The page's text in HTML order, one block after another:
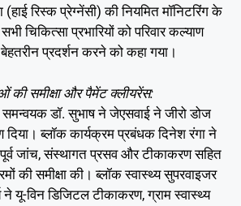
(हाई रिस्क प्रेग्नेंसी) की नियमित मॉनिटरिंग के
चिकित्सा प्रभारियों को परिवार कल्याण
प्रदर्शन करने को कहा गया।
की समीक्षा और पैमेंट क्लीयरेंस:
डॉ. सुभाष ने जेएसवाई ने जीरो डोज
दिया। ब्लॉक कार्यक्रम प्रबंधक दिनेश रंगा ने
पूर्व जांच, संस्थागत प्रसव और टीकाकरण सहित
की समीक्षा की। ब्लॉक स्वास्थ्य सुपरवाइजर
यू-विन डिजिटल टीकाकरण, ग्राम स्वास्थ्य